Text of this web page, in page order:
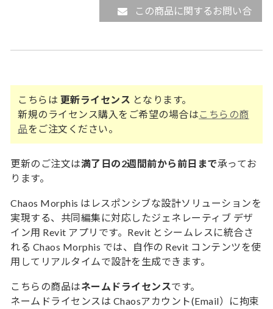
この商品に関するお問い合
こちらは 更新ライセンス となります。
新規のライセンス購入をご希望の場合は こちらの商
品をご注文ください。
更新のご注文は満了日の2週間前から前日まで承ってお
ります。
Chaos Morphis はレスポンシブな設計ソリューションを
実現する、共同編集に対応したジェネレーティブ デザ
イン用 Revit アプリです。Revit とシームレスに統合さ
れる Chaos Morphis では、自作の Revit コンテンツを使
用してリアルタイムで設計を生成できます。
こちらの商品はネームドライセンスです。
ネームドライセンスは Chaosアカウント(Email）に拘束